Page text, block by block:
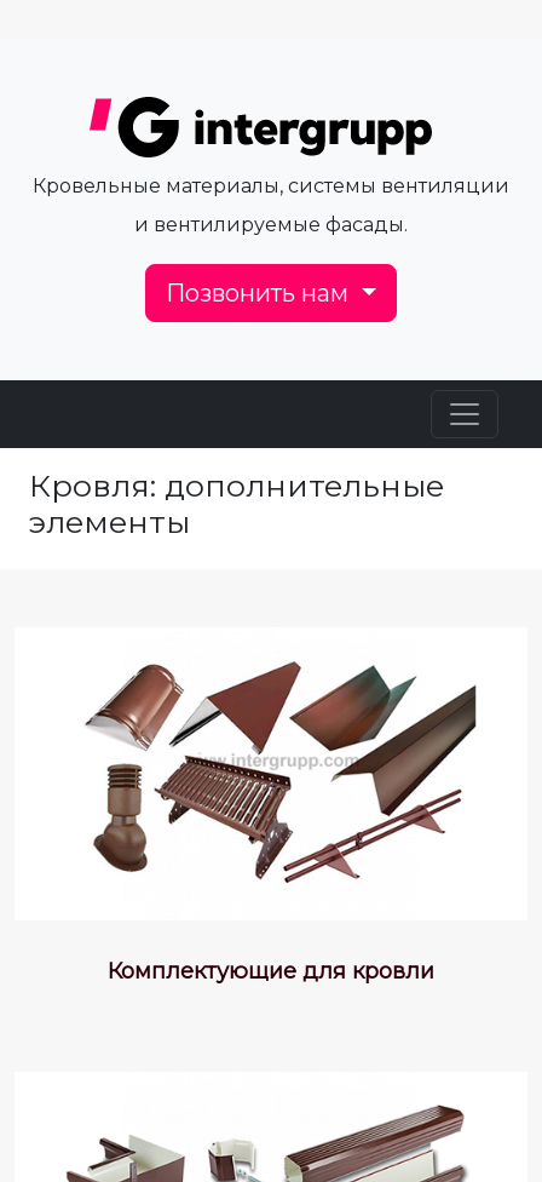
Кровельные материалы, системы вентиляции
и вентилируемые фасады.
Позвонить нам
Кровля: дополнительные
элементы
Комплектующие для кровли